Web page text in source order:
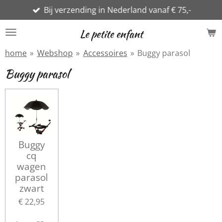
direct
naar
hoofdinhoud
Le petite enfant
Bij verzending in Nederland vanaf € 75,-
home » Webshop » Accessoires » Buggy parasol
Buggy parasol
Buggy
cq
wagen
parasol
zwart
€ 22,95